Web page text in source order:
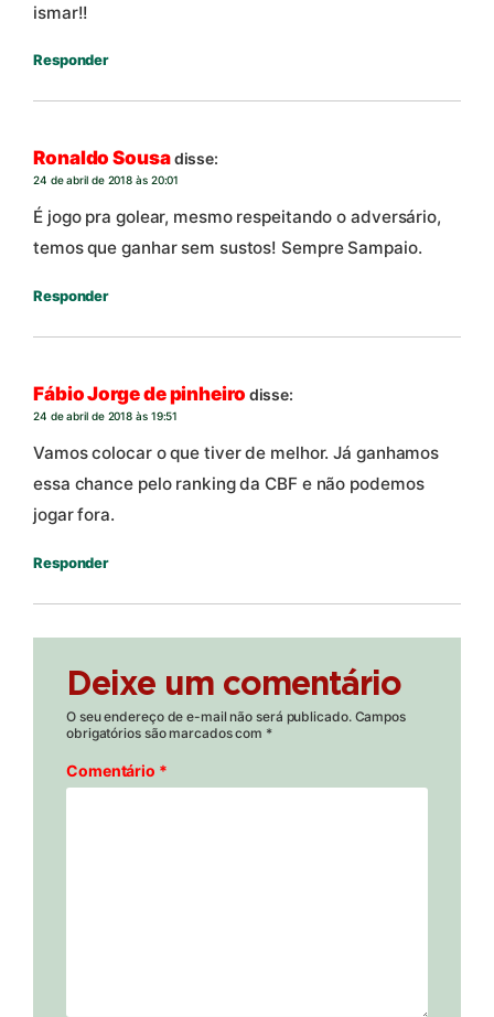
ismar!!
Responder
Ronaldo Sousadisse:
24 de abril de 2018 às 20:01
É jogo pra golear, mesmo respeitando o adversário,
temos que ganhar sem sustos! Sempre Sampaio.
Responder
Fábio Jorge de pinheiro disse:
24 de abril de 2018 às 19:51
Vamos colocar o que tiver de melhor. Já ganhamos
essa chance pelo ranking da CBF e não podemos
jogar fora.
Responder
Deixe um comentário
O seu endereço de e-mail não será publicado. Campos
obrigatórios são marcados com *
Comentário *